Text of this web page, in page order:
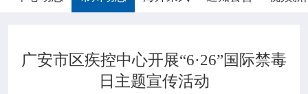
新闻动态 
广安市区疾控中心开展“6·26”国际禁毒
日主题宣传活动